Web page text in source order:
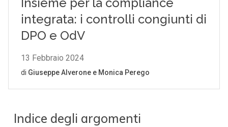
Indice degli argomenti